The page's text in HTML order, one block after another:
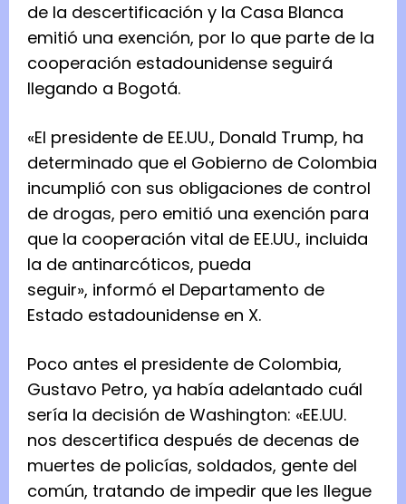
de la descertificación y la Casa Blanca
emitió una exención, por lo que parte de la
cooperación estadounidense seguirá
llegando a Bogotá.
«El presidente de EE.UU., Donald Trump, ha
determinado que el Gobierno de Colombia
incumplió con sus obligaciones de control
de drogas, pero emitió una exención para
que la cooperación vital de EE.UU., incluida
la de antinarcóticos, pueda
seguir», informó el Departamento de
Estado estadounidense en X.
Poco antes el presidente de Colombia,
Gustavo Petro, ya había adelantado cuál
sería la decisión de Washington: «EE.UU.
nos descertifica después de decenas de
muertes de policías, soldados, gente del
común, tratando de impedir que les llegue